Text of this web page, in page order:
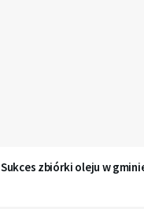
Sukces zbiórki oleju w